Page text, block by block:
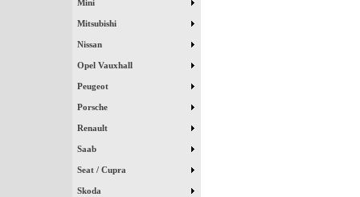
Mini
Mitsubishi
Nissan
Opel Vauxhall
Peugeot
Porsche
Renault
Saab
Seat / Cupra
Skoda